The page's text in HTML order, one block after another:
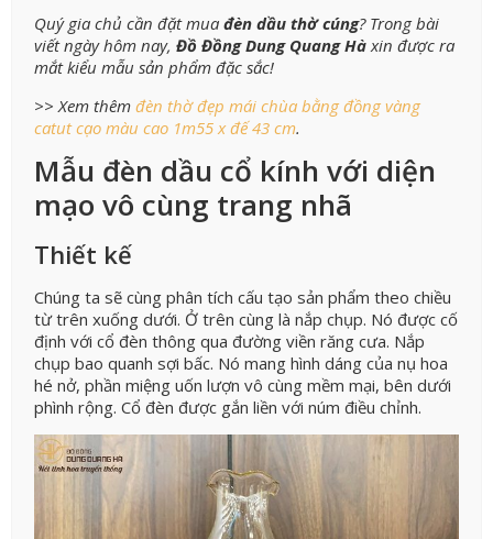
Quý gia chủ cần đặt mua đèn dầu thờ cúng? Trong bài
viết ngày hôm nay, Đồ Đồng Dung Quang Hàxin được ra
mắt kiểu mẫu sản phẩm đặc sắc!
>> Xem thêm đèn thờ đẹp mái chùa bằng đồng vàng
catut cạo màu cao 1m55 x đế 43 cm.
Mẫu đèn dầu cổ kính với diện
mạo vô cùng trang nhã
Thiết kế
Chúng ta sẽ cùng phân tích cấu tạo sản phẩm theo chiều
từ trên xuống dưới. Ở trên cùng là nắp chụp. Nó được cố
định với cổ đèn thông qua đường viền răng cưa. Nắp
chụp bao quanh sợi bấc. Nó mang hình dáng của nụ hoa
hé nở, phần miệng uốn lượn vô cùng mềm mại, bên dưới
phình rộng. Cổ đèn được gắn liền với núm điều chỉnh.